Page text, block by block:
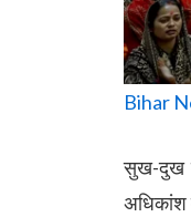
Bihar
सुख-दुख
अधिकांश